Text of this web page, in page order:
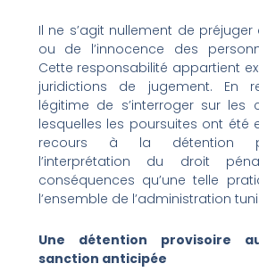
Il ne s’agit nullement de
ou de l’innocence des
Cette responsabilité appartient
juridictions de jugement. En
légitime de s’interroger sur les
lesquelles les poursuites ont été
recours à la détention
l’interprétation du droit
conséquences qu’une telle
l’ensemble de l’administration
Une détention provisoire
sanction anticipée